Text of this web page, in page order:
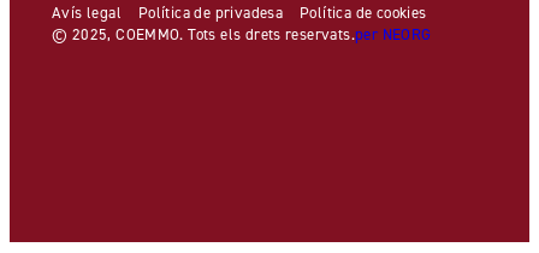
Avís legal Política de privadesa
Política de cookies
© 2025, COEMMO. Tots els drets reservats.per NEORG